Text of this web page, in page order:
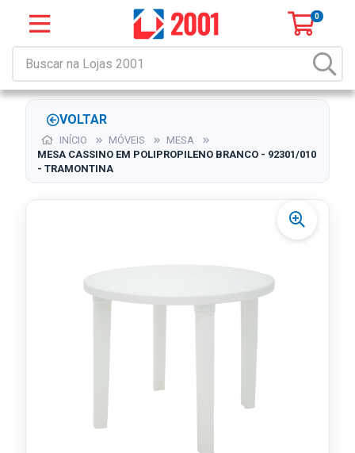
0
VOLTAR
INÍCIO MÓVEIS
MESA
MESA CASSINO EM POLIPROPILENO BRANCO - 92301/010
- TRAMONTINA